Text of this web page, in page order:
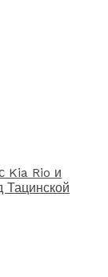
Kia Rio и